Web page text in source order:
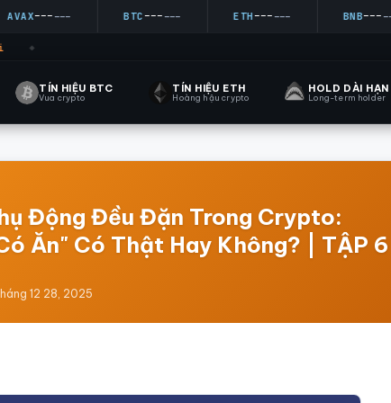
------ BTC------ ETH------ BNB------
TÍN HIỆU BTC
Vua crypto
TÍN HIỆU ETH
Hoàng hậu crypto
HOLD DÀI HẠN
Long-term holder
Động Đều Đặn Trong Crypto:
Ăn" Có Thật Hay Không? | TẬP 6 |
12 28, 2025